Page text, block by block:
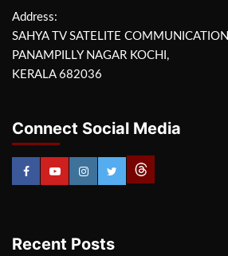
Address:
SAHYA TV SATELITE COMMUNICATION
PANAMPILLY NAGAR KOCHI,
KERALA 682036
Connect Social Media
Recent Posts